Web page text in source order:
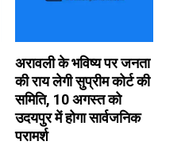
अरावली के भविष्य पर जनता
की राय लेगी सुप्रीम कोर्ट की
समिति, 10 अगस्त को
उदयपुर में होगा सार्वजनिक
परामर्श